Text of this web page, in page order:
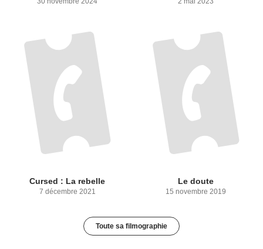
Cursed : La rebelle
7 décembre 2021
Le doute
15 novembre 2019
Toute sa filmographie